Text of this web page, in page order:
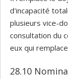
d'incapacité
plusieurs vice-
consultation du
eux qui
28.10